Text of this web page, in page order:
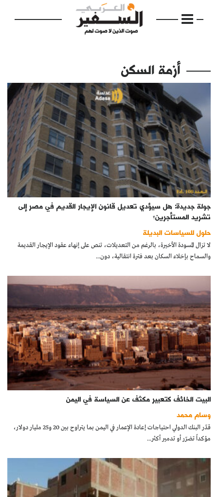
الرئيسية
مواضيع
إفتتاحية
فكرة
دفاتر
بالصورة
كتّابنا
الأرشيف
أزمة السكن
جولة جديدة: هل سيؤدي تعديل قانون الإيجار القديم في مصر إلى
تشريد المستأجرين؟
حلول للسياسات البديلة
لا تزال المسودة الأخيرة، بالرغم من التعديلات، تنص على إنهاء عقود الإيجار القديمة
والسماح بإخلاء السكان بعد فترة انتقالية، دون...
البيت الخائف كتعبير مكثف عن السياسة في اليمن
وسام محمد
قدّر البنك الدولي احتياجات إعادة الإعمار في اليمن بما يتراوح بين 20 و25 مليار دولار،
مؤكداً تضرّر أو تدمير أكثر...